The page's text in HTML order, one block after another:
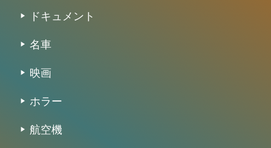
ドキュメント
名車
映画
ホラー
航空機